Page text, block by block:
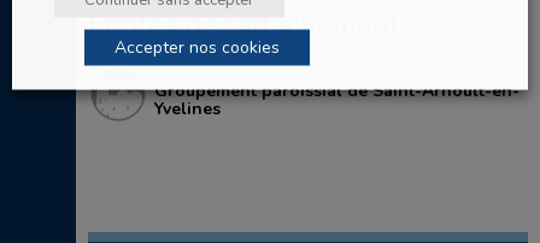
Entités de rattachement
Groupement paroissial de Saint-Arnoult-en-
Yvelines
Accepter nos cookies